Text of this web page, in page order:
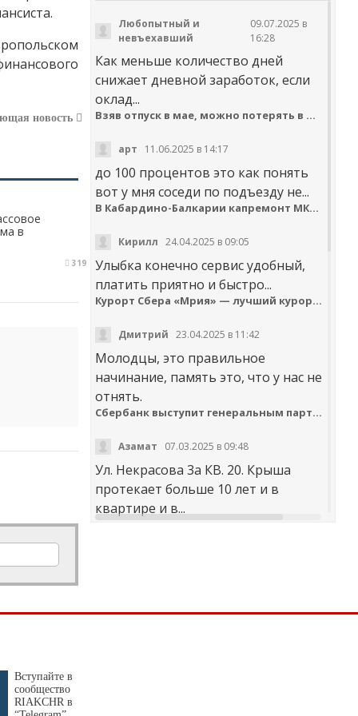
новость
в
319
Любопытный и
невъехавший
09.07.2025 в
16:28
Как меньше количество дней
снижает дневной заработок, если
оклад...
Взяв отпуск в мае, можно потерять в деньгах
арт 11.06.2025 в 14:17
до 100 процентов это как понять
вот у мня соседи по подъезду не...
В Кабардино-Балкарии капремонт МКД идёт с опережением графика
Кирилл 24.04.2025 в 09:05
Улыбка конечно сервис удобный,
платить приятно и быстро...
Курорт Сбера «Мрия» — лучший курортный отель по версии Russian Hospitality Awards
Дмитрий 23.04.2025 в 11:42
Молодцы, это правильное
начинание, память это, что у нас не
отнять.
Сбербанк выступит генеральным партнером онлайн-шествия «Бессмертный полк»
Азамат 07.03.2025 в 09:48
Ул. Некрасова 3а КВ. 20. Крыша
протекает больше 10 лет и в
квартире и в...
Вступайте в
сообщество
RIAKCHR в